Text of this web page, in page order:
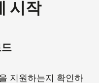
시작
지원하는지 확인하